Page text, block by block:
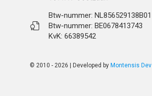
Btw-nummer: NL856529138B01
Btw-nummer: BE0678413743
KvK: 66389542
© 2010 - 2026 | Developed by Montensis Dev